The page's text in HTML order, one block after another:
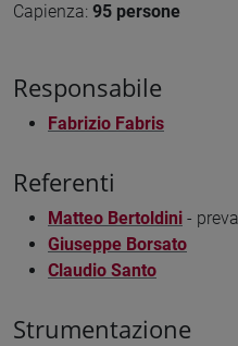
Capienza: 95 persone
Responsabile
Fabrizio Fabris
Referenti
Matteo Bertoldini -
Giuseppe Borsato
Claudio Santo
Strumentazione